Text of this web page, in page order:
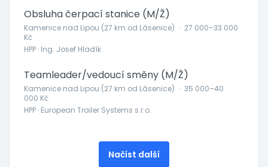
Obsluha čerpací stanice (M/Ž)
Kamenice nad Lipou (27 km od Lásenice) · 27 000–33 000
Kč
HPP · Ing. Josef Hladík
Teamleader/vedoucí směny (M/Ž)
Kamenice nad Lipou (27 km od Lásenice) · 35 000–40
000 Kč
HPP · European Trailer Systems s.r.o.
Načíst další